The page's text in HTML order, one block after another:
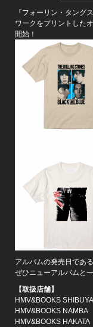
『フォーリン・タング
ワークをプリントした
開始！
アルバムの発売日であ
ぜひニューアルバムと
【取扱店舗】
HMV&BOOKS SHIBUYA
HMV&BOOKS NAMBA
HMV&BOOKS HAKATA